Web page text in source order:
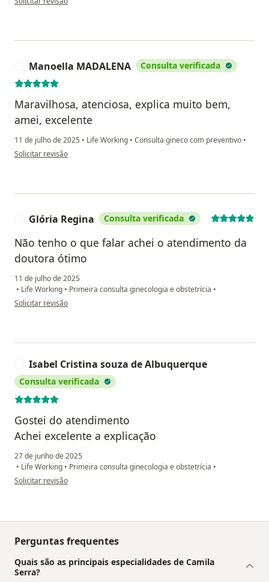
Manoella MADALENA Consulta verificada
Maravilhosa, atenciosa, explica muito bem,
amei, excelente
11 de julho de 2025 • Life Working • Consulta gineco com preventivo •
na opinião do utilizador Manoella MADALENA
Solicitar revisão
Glória Regina Consulta verificada
Não tenho o que falar achei o atendimento da
doutora ótimo
11 de julho de 2025
• Life Working • Primeira consulta ginecologia e obstetrícia •
na opinião do utilizador Glória Regina
Solicitar revisão
Isabel Cristina souza de Albuquerque
Consulta verificada
Gostei do atendimento
Achei excelente a explicação
27 de junho de 2025
• Life Working • Primeira consulta ginecologia e obstetrícia •
na opinião do utilizador Isabel Cristina souza de Albuquerque
Solicitar revisão
Perguntas frequentes
Quais são as principais especialidades de Camila
Serra?